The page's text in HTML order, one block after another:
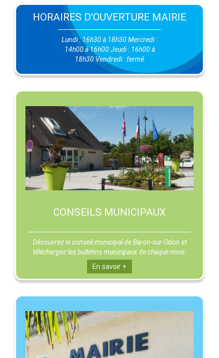
HORAIRES D'OUVERTURE MAIRIE
Lundi : 16h30 à 18h30 Mercredi :
14h00 à 16h00 Jeudi : 16h00 à
18h30 Vendredi : fermé
CONSEILS MUNICIPAUX
Découvrez le conseil municipal de Baron-sur-Odon et
téléchargez les bulletins municipaux de chaque mois.
En savoir +